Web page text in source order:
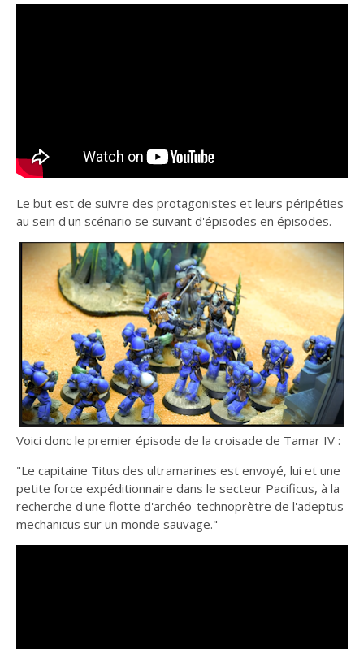
Le but est de suivre des protagonistes et leurs péripéties
au sein d'un scénario se suivant d'épisodes en épisodes.
Voici donc le premier épisode de la croisade de Tamar IV :
"Le capitaine Titus des ultramarines est envoyé, lui et une
petite force expéditionnaire dans le secteur Pacificus, à la
recherche d'une flotte d'archéo-technoprètre de l'adeptus
mechanicus sur un monde sauvage."